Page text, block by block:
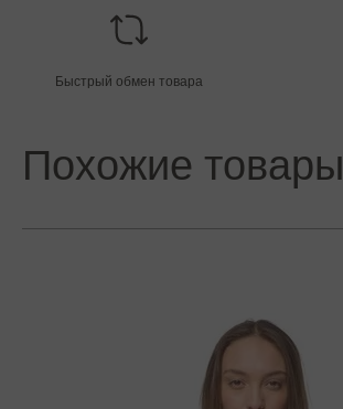
Быстрый обмен товара
Похожие товары